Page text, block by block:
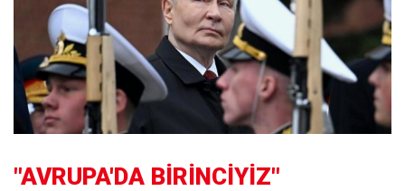
"AVRUPA'DA BİRİNCİYİZ"